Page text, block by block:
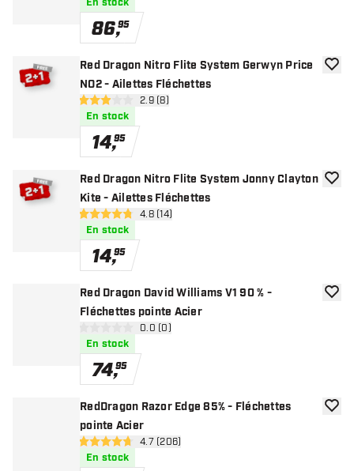
En stock
86,95
Red Dragon Nitro Flite System Gerwyn Price
NO2 - Ailettes Fléchettes
ouvrir le panneau des avis
2.9 étoiles de notation
2.9 (8)
En stock
14,95
Red Dragon Nitro Flite System Jonny Clayton
Kite - Ailettes Fléchettes
ouvrir le panneau des avis
4.8 étoiles de notation
4.8 (14)
En stock
14,95
Red Dragon David Williams V1 90 % -
Fléchettes pointe Acier
ouvrir le panneau des avis
0 étoiles de notation
0.0 (0)
En stock
74,95
RedDragon Razor Edge 85% - Fléchettes
pointe Acier
ouvrir le panneau des avis
4.7 étoiles de notation
4.7 (206)
En stock